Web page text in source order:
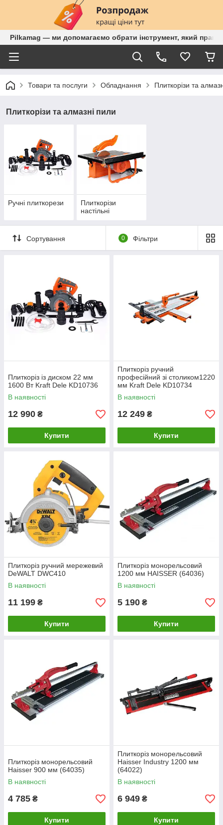
Pilkamag — ми допомагаємо обрати інструмент, який
Товари та послуги Обладнання Плиткорізи та
Плиткорізи та алмазні пили
Ручні плиткорези
Плиткорізи
настільні
Сортування 0 Фільтри
Плиткоріз із диском 22 мм
1600 Вт Kraft Dele KD10736
В наявності
12 990 ₴
Купити
Плиткоріз ручний
професійний зі столиком1220
мм Kraft Dele KD10734
В наявності
12 249 ₴
Купити
Плиткоріз ручний мережевий
DeWALT DWC410
В наявності
11 199 ₴
Купити
Плиткоріз монорельсовий
1200 мм HAISSER (64036)
В наявності
5 190 ₴
Купити
Плиткоріз монорельсовий
Haisser 900 мм (64035)
В наявності
4 785 ₴
Купити
Плиткоріз монорельсовий
Haisser Industry 1200 мм
(64022)
В наявності
6 949 ₴
Купити